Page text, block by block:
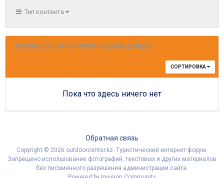
Тип контента
ОБЗОРЫ СОБЫТИЙ ОПУБЛИКОВАНЫ ZOREKS
СОРТИРОВКА
Пока что здесь ничего нет
Обратная связь
Copyright © 2026 outdoorcenter.kz- Туристический интернет-форум.
Запрещено использование фотографий, текстовых и других материалов
без письменного разрешения администрации сайта.